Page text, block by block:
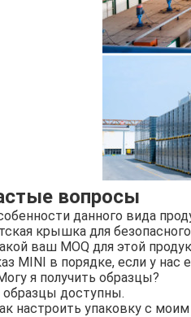
вопросы
данного вида
крышка для
ваш MOQ для этой
MINI в порядке, если у нас
я получить образцы?
образцы доступны.
настроить упаковку с